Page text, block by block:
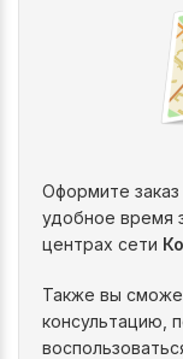
Оформите заказ
удобное время
центрах сети
Также вы
консультацию,